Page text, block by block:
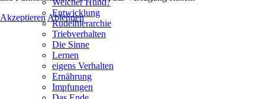
Welcher Hund?
Entwicklung
Rudelhierarchie
Triebverhalten
Die Sinne
Lernen
eigens Verhalten
Ernährung
Impfungen
Akzeptieren Ablehnen